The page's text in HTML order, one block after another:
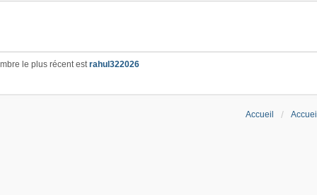
le plus récent estrahul322026
Accueil